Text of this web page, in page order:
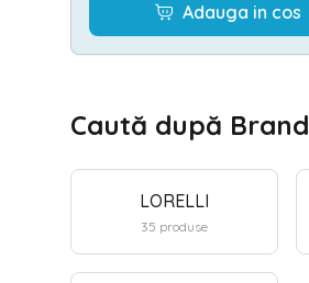
Adauga in cos
Caută după Brand
LORELLI
35 produse